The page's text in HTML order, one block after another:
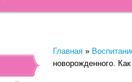
Главная »
новорожденного.